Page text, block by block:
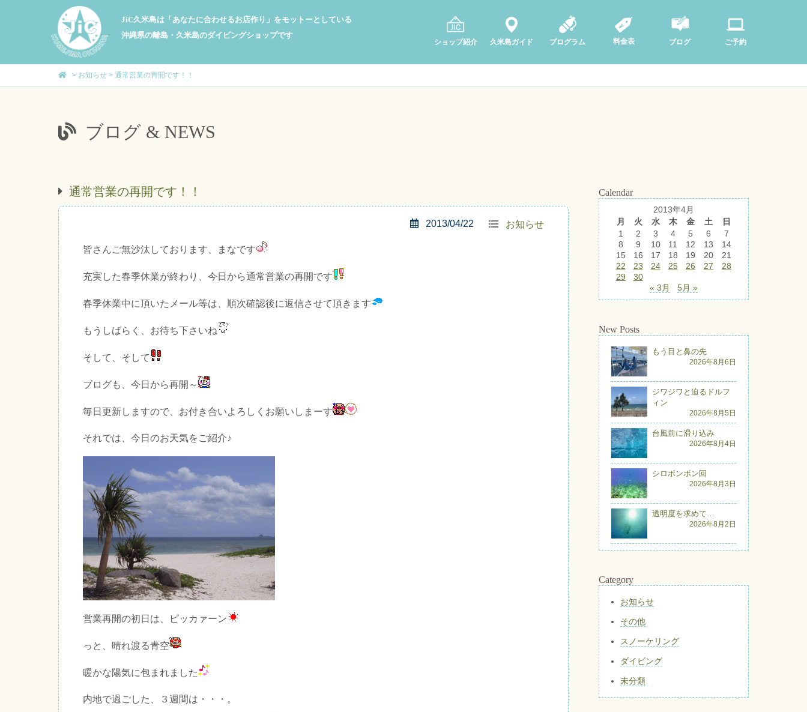
JiC久米島は「あなたに合わせるお店作り」をモットーとしている
沖縄県の離島・久米島のダイビングショップです
ショップ紹介 久米島ガイド プログラム 料金表 ブログ ご予約
> お知らせ > 通常営業の再開です！！
ブログ & NEWS
通常営業の再開です！！
お知らせ
2013/04/22
皆さんご無沙汰しております、まなです
充実した春季休業が終わり、今日から通常営業の再開です
春季休業中に頂いたメール等は、順次確認後に返信させて頂きます
もうしばらく、お待ち下さいね
そして、そして
ブログも、今日から再開～
毎日更新しますので、お付き合いよろしくお願いしまーす
それでは、今日のお天気をご紹介♪
営業再開の初日は、ピッカァーン
っと、晴れ渡る青空
暖かな陽気に包まれました
内地で過ごした、３週間は・・・。
Calendar
2013年4月
月
火 水 木 金 土
日
1
2 3 4 5 6
7
8
9 10 11 12 13
14
15
16 17 18 19 20
21
22
23 24 25 26 27
28
29
30
« 3月
5月 »
New Posts
もう目と鼻の先
2026年8月6日
ジワジワと迫るドルフ
ィン
2026年8月5日
台風前に滑り込み
2026年8月4日
シロボンボン回
2026年8月3日
透明度を求めて…
2026年8月2日
Category
お知らせ
その他
スノーケリング
ダイビング
未分類